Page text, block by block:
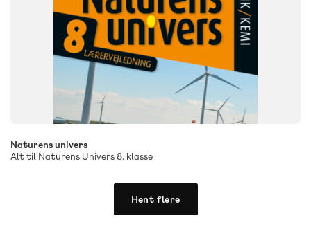
Naturens univers
Alt til Naturens Univers 8. klasse
Hent flere